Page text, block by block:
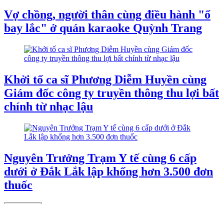
Vợ chồng, người thân cùng điều hành "ổ
bay lắc" ở quán karaoke Quỳnh Trang
Khởi tố ca sĩ Phương Diễm Huyền cùng
Giám đốc công ty truyền thông thu lợi bất
chính từ nhạc lậu
Nguyên Trưởng Trạm Y tế cùng 6 cấp
dưới ở Đắk Lắk lập khống hơn 3.500 đơn
thuốc